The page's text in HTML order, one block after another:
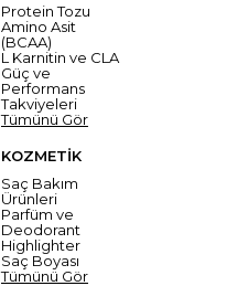
Protein Tozu
Amino Asit
(BCAA)
L Karnitin ve CLA
Güç ve
Performans
Takviyeleri
Tümünü Gör
KOZMETİK
Saç Bakım
Ürünleri
Parfüm ve
Deodorant
Highlighter
Saç Boyası
Tümünü Gör